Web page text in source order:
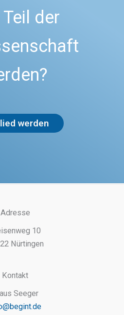
der
werden
Adresse
10
Nürtingen
Kontakt
Seeger